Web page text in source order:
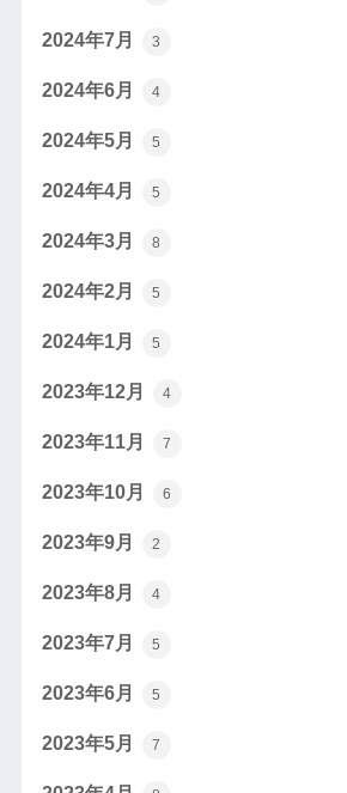
2024年7月 3
2024年6月 4
2024年5月 5
2024年4月 5
2024年3月 8
2024年2月 5
2024年1月 5
2023年12月 4
2023年11月 7
2023年10月 6
2023年9月 2
2023年8月 4
2023年7月 5
2023年6月 5
2023年5月 7